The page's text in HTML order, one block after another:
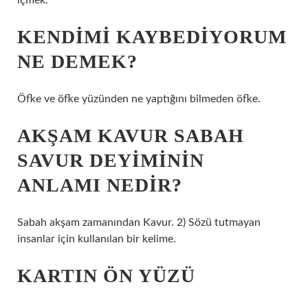
KENDIMI KAYBEDIYORUM
NE DEMEK?
Öfke ve öfke yüzünden ne yaptığını bilmeden öfke.
AKŞAM KAVUR SABAH
SAVUR DEYIMININ
ANLAMI NEDIR?
Sabah akşam zamanından Kavur. 2) Sözü tutmayan
insanlar için kullanılan bir kelime.
KARTIN ÖN YÜZÜ